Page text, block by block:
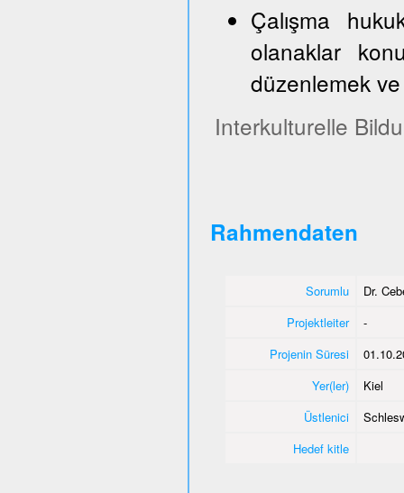
Çalışma
olanaklar
düzenlemek
Interkulturelle
Rahmendaten
Sorumlu
Dr.
Projektleiter
-
Projenin Süresi
Yer(ler)
Kiel
Üstlenici
Hedef kitle